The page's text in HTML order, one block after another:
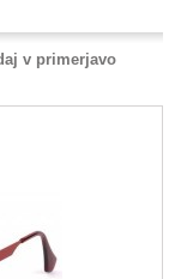
v primerjavo